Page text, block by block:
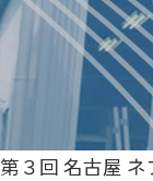
第３回 名古屋 ネ